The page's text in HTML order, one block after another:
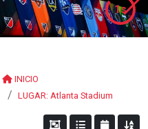
1s
INICIO
LUGAR: Atlanta Stadium